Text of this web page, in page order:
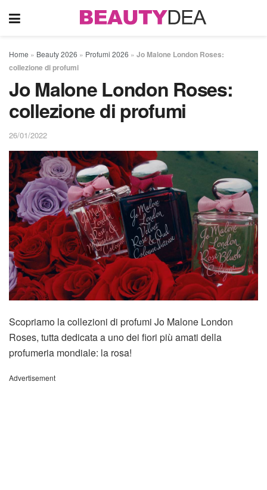
Home » Beauty 2026 » Profumi 2026 » Jo Malone London Roses:
collezione di profumi
Jo Malone London Roses:
collezione di profumi
26/01/2022
Scopriamo la collezioni di profumi Jo Malone London
Roses, tutta dedicata a uno dei fiori più amati della
profumeria mondiale: la rosa!
Advertisement